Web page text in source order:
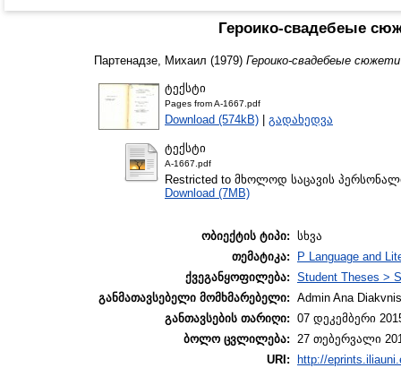
Героико-свадебеые
Партенадзе, Михаил (1979) Героико-свадебеые сюжети
ტექსტი
Pages from A-1667.pdf
Download (574kB) | გადახედვა
ტექსტი
A-1667.pdf
Restricted to მხოლოდ საცავის
Download (7MB)
ობიექტის ტიპი: სხვა
თემატიკა:
P Language and
ქვეგანყოფილება: Student Theses >
განმათავსებელი მომხმარებელი: Admin Ana
განთავსების თარიღი: 07 დეკემბერი
ბოლო ცვლილება: 27 თებერვალი
URI:
http://